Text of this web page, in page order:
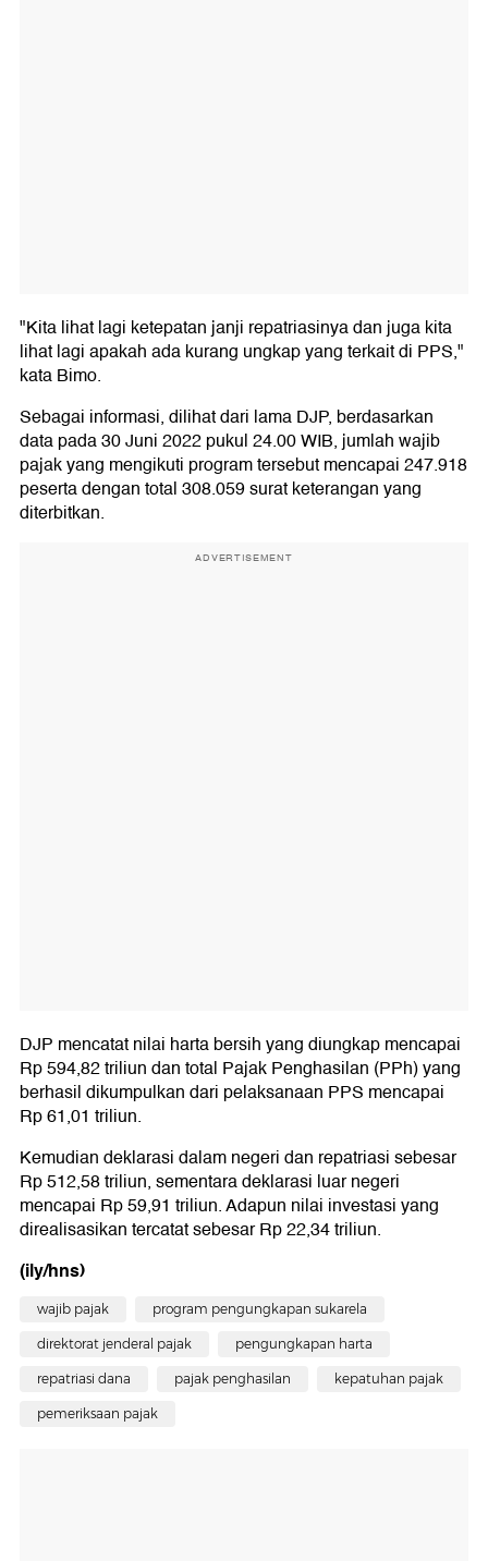
"Kita lihat lagi ketepatan janji repatriasinya dan juga kita
lihat lagi apakah ada kurang ungkap yang terkait di PPS,"
kata Bimo.
Sebagai informasi, dilihat dari lama DJP, berdasarkan
data pada 30 Juni 2022 pukul 24.00 WIB, jumlah wajib
pajak yang mengikuti program tersebut mencapai 247.918
peserta dengan total 308.059 surat keterangan yang
diterbitkan.
ADVERTISEMENT
DJP mencatat nilai harta bersih yang diungkap mencapai
Rp 594,82 triliun dan total Pajak Penghasilan (PPh) yang
berhasil dikumpulkan dari pelaksanaan PPS mencapai
Rp 61,01 triliun.
Kemudian deklarasi dalam negeri dan repatriasi sebesar
Rp 512,58 triliun, sementara deklarasi luar negeri
mencapai Rp 59,91 triliun. Adapun nilai investasi yang
direalisasikan tercatat sebesar Rp 22,34 triliun.
(ily/hns)
wajib pajak program pengungkapan sukarela
direktorat jenderal pajak pengungkapan harta
repatriasi dana pajak penghasilan kepatuhan pajak
pemeriksaan pajak